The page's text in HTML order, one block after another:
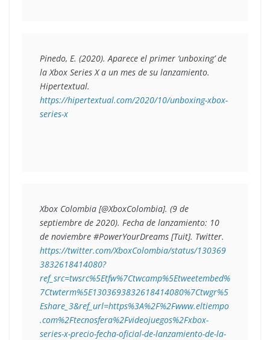
Pinedo, E. (2020). Aparece el primer ‘unboxing’ de
la Xbox Series X a un mes de su lanzamiento.
https://hipertextual.com/2020/10/unboxing-xbox-
series-x
Xbox Colombia [@XboxColombia]. (9 de
septiembre de 2020). Fecha de lanzamiento: 10
de noviembre #PowerYourDreams
https://twitter.com/XboxColombia/status/130369
3832618414080?
ref_src=twsrc%5Etfw%7Ctwcamp%5Etweetembed%
7Ctwterm%5E1303693832618414080%7Ctwgr%5
Eshare_3&ref_url=https%3A%2F%2Fwww.eltiempo
.com%2Ftecnosfera%2Fvideojuegos%2Fxbox-
series-x-precio-fecha-oficial-de-lanzamiento-de-la-